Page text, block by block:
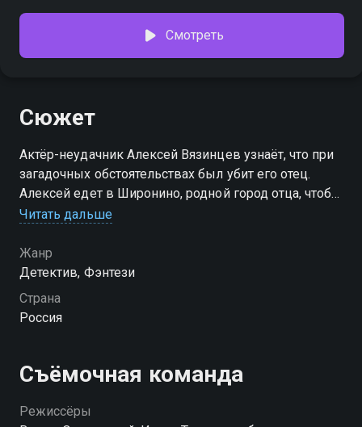
Смотреть
Сюжет
Актёр-неудачник Алексей Вязинцев узнаёт, что при
загадочных обстоятельствах был убит его отец.
Алексей едет в Широнино, родной город отца, чтобы
продать его квартиру, но вместо этого оказывается
верят, что книги давно забытого советского
писателя Громова обладают магическими
свойствами. Каждая из этих книг даёт конкретный
эффект: Ярости, Терпения, Власти, Радости, Силы
книгами по всей стране и готовы убивать
конкурентов ради их силы. Вязинцеву предстоит
стать частью одной из Библиотек, раскрыть секреты
Читать дальше
Жанр
Детектив, Фэнтези
Страна
Россия
Съёмочная команда
Режиссёры